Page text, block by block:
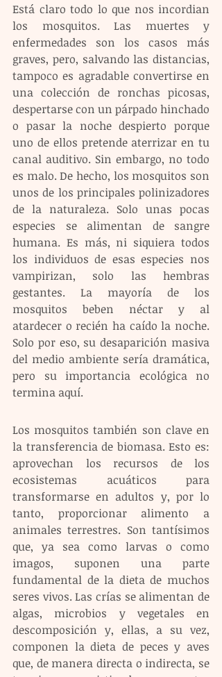
Está claro todo lo que nos incordian
los mosquitos. Las muertes y
enfermedades son los casos más
graves, pero, salvando las distancias,
tampoco es agradable convertirse en
una colección de ronchas picosas,
despertarse con un párpado hinchado
o pasar la noche despierto porque
uno de ellos pretende aterrizar en tu
canal auditivo. Sin embargo, no todo
es malo. De hecho, los mosquitos son
unos de los principales polinizadores
de la naturaleza. Solo unas pocas
especies se alimentan de sangre
humana. Es más, ni siquiera todos
los individuos de esas especies nos
vampirizan, solo las hembras
gestantes. La mayoría de los
mosquitos beben néctar y al
atardecer o recién ha caído la noche.
Solo por eso, su desaparición masiva
del medio ambiente sería dramática,
pero su importancia ecológica no
termina aquí.
Los mosquitos también son clave en
la transferencia de biomasa. Esto es:
aprovechan los recursos de los
ecosistemas acuáticos para
transformarse en adultos y, por lo
tanto, proporcionar alimento a
animales terrestres. Son tantísimos
que, ya sea como larvas o como
imagos, suponen una parte
fundamental de la dieta de muchos
seres vivos. Las crías se alimentan de
algas, microbios y vegetales en
descomposición y, ellas, a su vez,
componen la dieta de peces y aves
que, de manera directa o indirecta, se